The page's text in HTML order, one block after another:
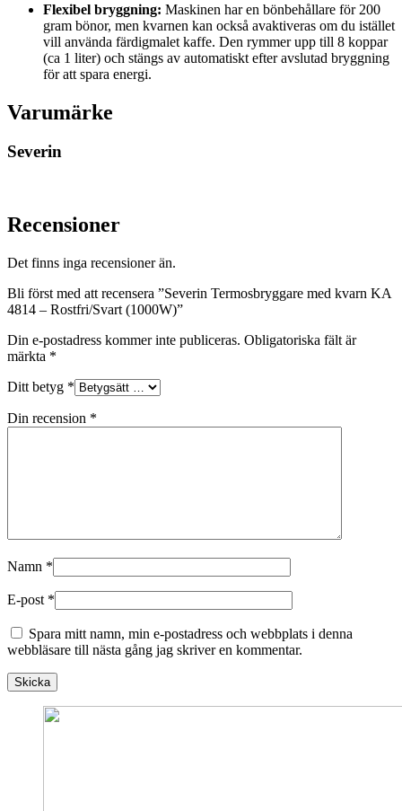
Flexibel bryggning: Maskinen har en bönbehållare för 200
gram bönor, men kvarnen kan också avaktiveras om du istället
vill använda färdigmalet kaffe. Den rymmer upp till 8 koppar
(ca 1 liter) och stängs av automatiskt efter avslutad bryggning
för att spara energi.
Varumärke
Severin
Recensioner
Det finns inga recensioner än.
Bli först med att recensera ”Severin Termosbryggare med kvarn KA
4814 – Rostfri/Svart (1000W)”
Din e-postadress kommer inte publiceras. Obligatoriska fält är
märkta *
Ditt betyg *
Din recension *
Namn *
E-post *
Spara mitt namn, min e-postadress och webbplats i denna
webbläsare till nästa gång jag skriver en kommentar.